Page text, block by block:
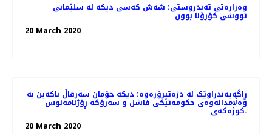
وەزارەتی تەندروستی: شەش كەسی دیكە لە سلێمانی
تووشی كۆرۆنا بوون
20 March 2020
ڕاگەیەندراوێک لە دژەتیرۆرەوە: دیکە خۆمان سەرقاڵ ناکەین بە
وەڵامدانەوەی حکومەتێکی فاشل و سەرۆکە ڕۆژنامەنوس
کوژەکەی.
20 March 2020